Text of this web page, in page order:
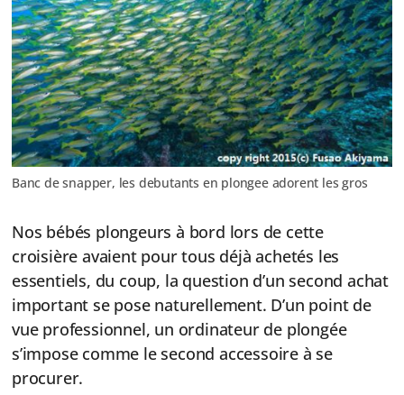
Banc de snapper, les debutants en plongee adorent les gros
Nos bébés plongeurs à bord lors de cette
croisière avaient pour tous déjà achetés les
essentiels, du coup, la question d’un second achat
important se pose naturellement. D’un point de
vue professionnel, un ordinateur de plongée
s’impose comme le second accessoire à se
procurer.